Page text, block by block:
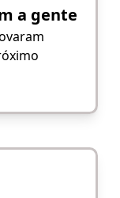
a gente